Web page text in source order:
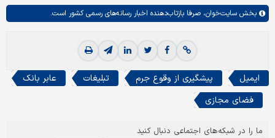
بخش سایت‌خوان، صرفا بازتاب‌دهنده اخبار رسانه‌های رسمی کشور است.
ایمیل پیشگیری از وقوع جرم تبلیغات
عابر بانک
فضای مجازی
ما را در شبکه‌های اجتماعی دنبال کنید